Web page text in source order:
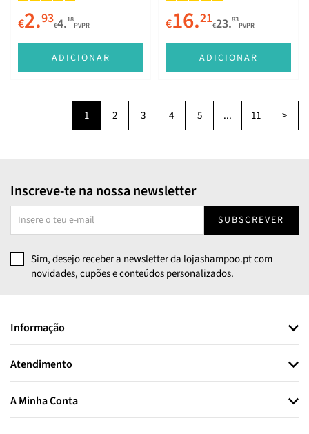
€2.93€4.18
PVPR
ADICIONAR
€16.21€23.83
PVPR
ADICIONAR
1 2 3 4 5 ... 11 >
Inscreve-te na nossa newsletter
SUBSCREVER
Sim, desejo receber a newsletter da lojashampoo.pt com
novidades, cupões e conteúdos personalizados.
Informação
Atendimento
A Minha Conta